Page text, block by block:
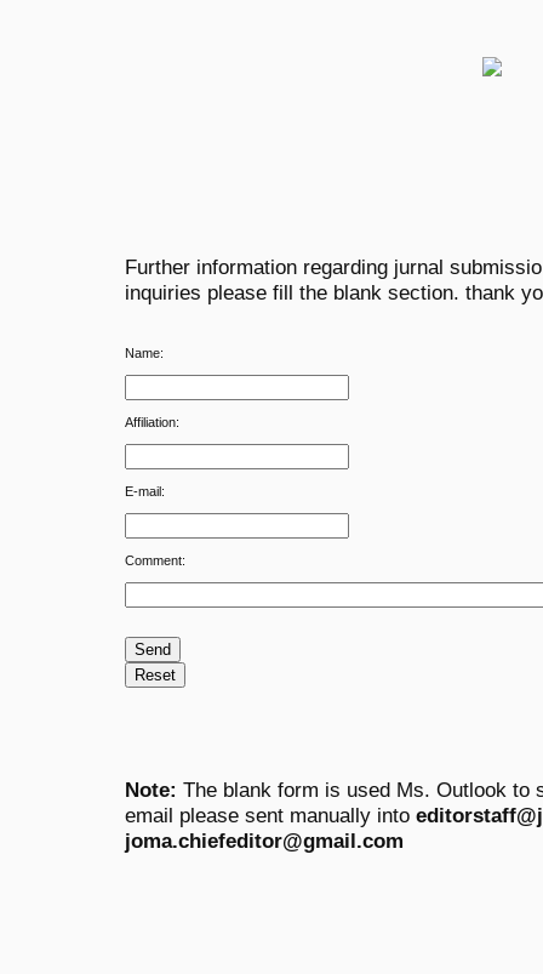
Further information regarding jurnal
inquiries please fill the blank section. thank
Name:
Affiliation:
E-mail:
Comment:
Note: The blank form is used Ms. Outlook to
email please sent manually into
joma.chiefeditor@gmail.com